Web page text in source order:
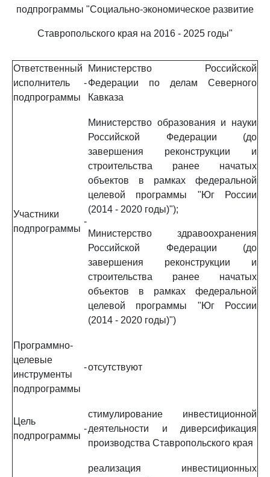
подпрограммы "Социально-экономическое развитие
Ставропольского края на 2016 - 2025 годы"
Ответственный
исполнитель
подпрограммы
-
Министерство Российской
Федерации по делам Северного
Кавказа
Участники
подпрограммы
-
Министерство образования и науки
Российской Федерации (до
завершения реконструкции и
строительства ранее начатых
объектов в рамках федеральной
целевой программы "Юг России
(2014 - 2020 годы)");
Министерство здравоохранения
Российской Федерации (до
завершения реконструкции и
строительства ранее начатых
объектов в рамках федеральной
целевой программы "Юг России
(2014 - 2020 годы)")
Программно-
целевые
инструменты
подпрограммы
-отсутствуют
Цель
подпрограммы
-
стимулирование инвестиционной
деятельности и диверсификация
производства Ставропольского края
реализация инвестиционных